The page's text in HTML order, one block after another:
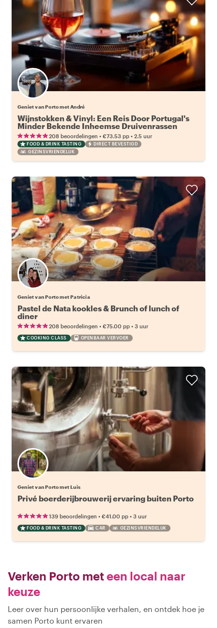
Geniet van Porto met André
Wijnstokken & Vinyl: Een Reis Door Portugal's
Minder Bekende Inheemse Druivenrassen
208 beoordelingen • €73.53 pp • 2.5 uur
FOOD & DRINK TASTING
DIRECT BEVESTIGD
GEZINSVRIENDELIJK
Geniet van Porto met Patricia
Pastel de Nata kookles & Brunch of lunch of
diner
208 beoordelingen • €75.00 pp • 3 uur
COOKING CLASS OPENBAAR VERVOER
Geniet van Porto met Luis
Privé boerderijbrouwerij ervaring buiten Porto
139 beoordelingen • €41.00 pp • 3 uur
FOOD & DRINK TASTING CAR GEZINSVRIENDELIJK
Verken Porto meteen local naar
keuze
Leer over hun persoonlijke verhalen, en ontdek hoe je
samen Porto kunt ervaren